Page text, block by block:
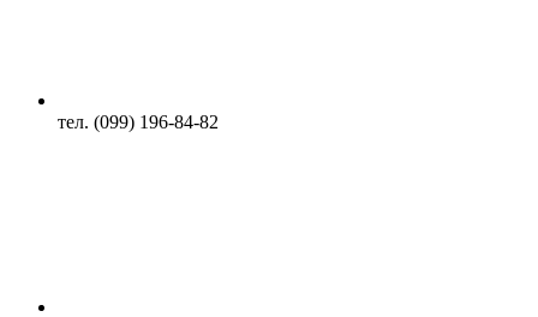
тел. (099) 196-84-82